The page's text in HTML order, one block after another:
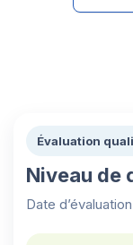
Évaluation
Niveau de
Date